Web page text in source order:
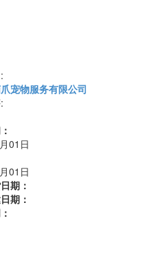
宠物服务有限公司
01日
01日
期：
期：